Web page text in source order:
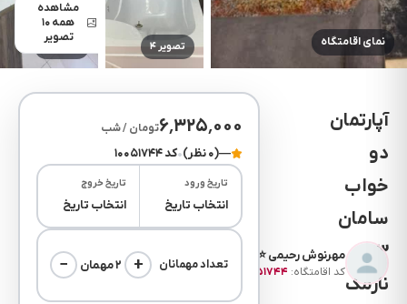
نمای اقامتگاه تصویر ۴ تصویر ۵
مشاهده
همه ۱۰
تصویر
آپارتمان
دو
خواب
سامان
3
نارمک
مهرنوش رحیمی ⭐
کد اقامتگاه: ۱۰۰۵۱۷۴۴
۶٬۳۲۵٬۰۰۰تومان / شب
—(۰ نظر) •کد ۱۰۰۵۱۷۴۴
تاریخ ورود
انتخاب تاریخ
تاریخ خروج
انتخاب تاریخ
تعداد مهمانان − ۲ مهمان +